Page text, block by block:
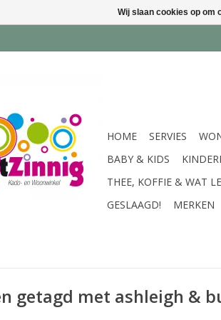
HOME SERVIES
BABY & KIDS
THEE, KOFFIE & WAT
GESLAAGD!
MERKEN
getagd met ashleigh &
Wij slaan cookies op om